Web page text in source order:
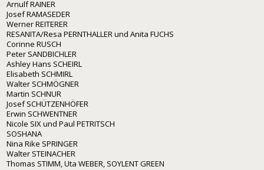
Arnulf RAINER
Josef RAMASEDER
Werner REITERER
RESANITA/Resa PERNTHALLER und Anita FUCHS
Corinne RUSCH
Peter SANDBICHLER
Ashley Hans SCHEIRL
Elisabeth SCHMIRL
Walter SCHMÖGNER
Martin SCHNUR
Josef SCHÜTZENHÖFER
Erwin SCHWENTNER
Nicole SIX und Paul PETRITSCH
SOSHANA
Nina Rike SPRINGER
Walter STEINACHER
Thomas STIMM, Uta WEBER, SOYLENT GREEN